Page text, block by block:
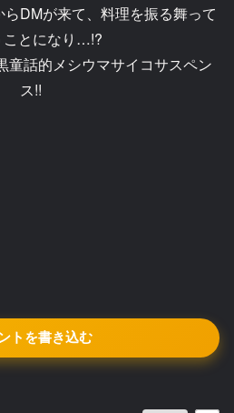
DMが来て、料理を振る舞って
ことになり…!?
童話的メシウマサイコサスペン
ス!!
トを書き込む